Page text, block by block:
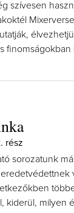
szívesen
finomságokban
rész
sorozatunk
kiderül, milyen